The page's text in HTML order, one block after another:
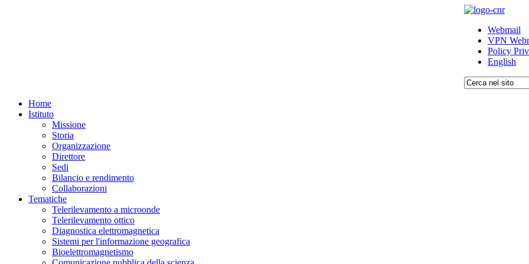
Webmail
VPN
Policy
English
Home
Istituto
Missione
Storia
Organizzazione
Direttore
Sedi
Bilancio e rendimento
Collaborazioni
Tematiche
Telerilevamento a microonde
Telerilevamento ottico
Diagnostica elettromagnetica
Sistemi per l'informazione geografica
Bioelettromagnetismo